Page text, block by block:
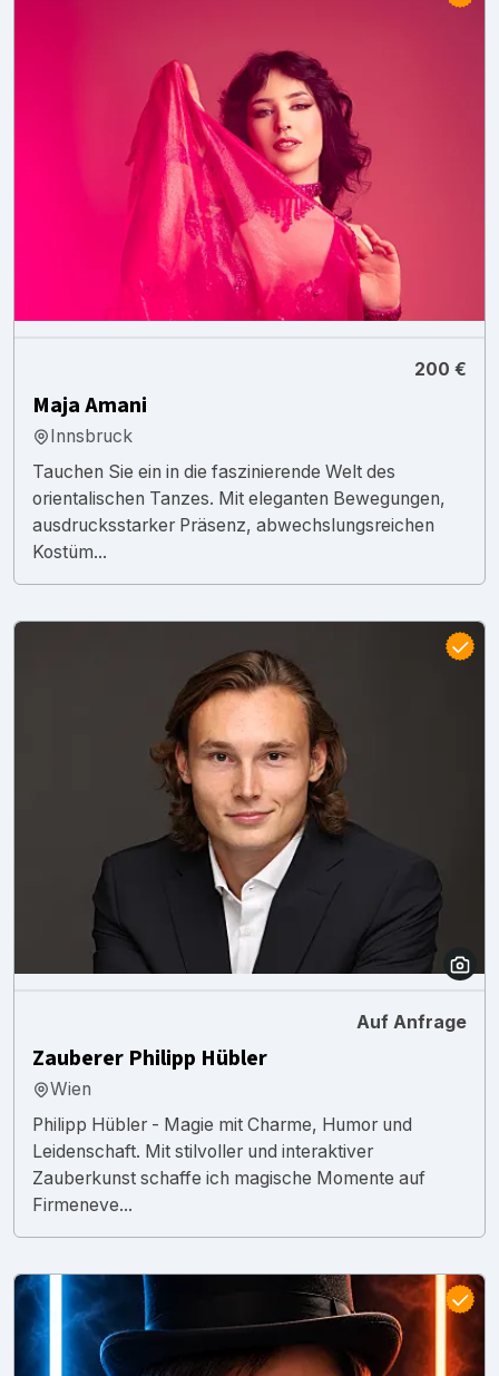
200 €
Maja Amani
Innsbruck
Tauchen Sie ein in die faszinierende Welt des
orientalischen Tanzes. Mit eleganten Bewegungen,
ausdrucksstarker Präsenz, abwechslungsreichen
Kostüm...
Auf Anfrage
Zauberer Philipp Hübler
Wien
Philipp Hübler - Magie mit Charme, Humor und
Leidenschaft. Mit stilvoller und interaktiver
Zauberkunst schaffe ich magische Momente auf
Firmeneve...